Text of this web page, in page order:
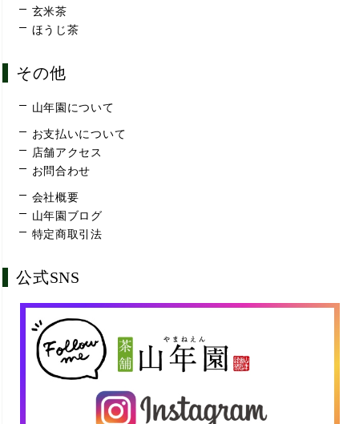
玄米茶
ほうじ茶
その他
山年園について
お支払いについて
店舗アクセス
お問合わせ
会社概要
山年園ブログ
特定商取引法
公式SNS